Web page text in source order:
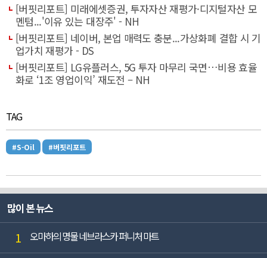
[버핏리포트] 미래에셋증권, 투자자산 재평가·디지털자산 모
멘텀...'이유 있는 대장주' - NH
[버핏리포트] 네이버, 본업 매력도 충분...가상화폐 결합 시 기
업가치 재평가 - DS
[버핏리포트] LG유플러스, 5G 투자 마무리 국면…비용 효율
화로 ‘1조 영업이익’ 재도전 – NH
TAG
#S-Oil #버핏리포트
많이 본 뉴스
1 오마하의 명물 네브라스카 퍼니처 마트